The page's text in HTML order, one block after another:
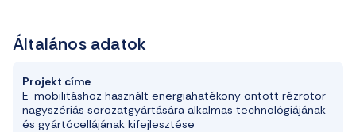
Általános adatok
Projekt címe
E-mobilitáshoz használt energiahatékony öntött rézrotor
nagyszériás sorozatgyártására alkalmas technológiájának
és gyártócellájának kifejlesztése